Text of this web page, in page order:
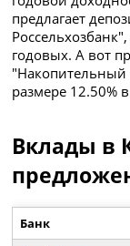
предлагает
годовых. А вот
размере 12.50%
Вклады в
Банк